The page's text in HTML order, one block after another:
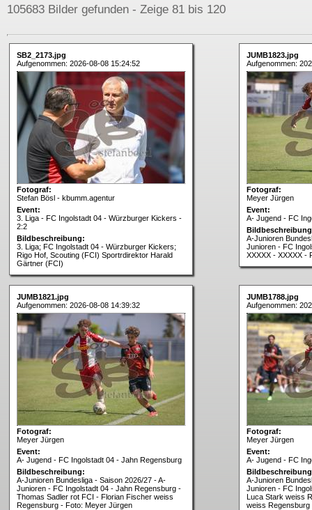
105683 Bilder gefunden - Zeige 81 bis 120
SB2_2173.jpg
Aufgenommen: 2026-08-08 15:24:52
Fotograf:
Stefan Bösl - kbumm.agentur
Event:
3. Liga - FC Ingolstadt 04 - Würzburger Kickers -
2:2
Bildbeschreibung:
3. Liga; FC Ingolstadt 04 - Würzburger Kickers;
Rigo Hof, Scouting (FCI) Sportrdirektor Harald
Gärtner (FCI)
JUMB1823.jpg
Aufgenommen:
Fotograf:
Meyer Jürgen
Event:
A- Jugend - FC
A-Junioren
Junioren - FC
XXXXX - XXXXX -
JUMB1821.jpg
Aufgenommen: 2026-08-08 14:39:32
Fotograf:
Meyer Jürgen
Event:
A- Jugend - FC Ingolstadt 04 - Jahn Regensburg
Bildbeschreibung:
A-Junioren Bundesliga - Saison 2026/27 - A-
Junioren - FC Ingolstadt 04 - Jahn Regensburg -
Thomas Sadler rot FCI - Florian Fischer weiss
Regensburg - Foto: Meyer Jürgen
JUMB1788.jpg
Aufgenommen:
Fotograf:
Meyer Jürgen
Event:
A- Jugend - FC
A-Junioren
Junioren - FC
Luca Stark weiss
weiss